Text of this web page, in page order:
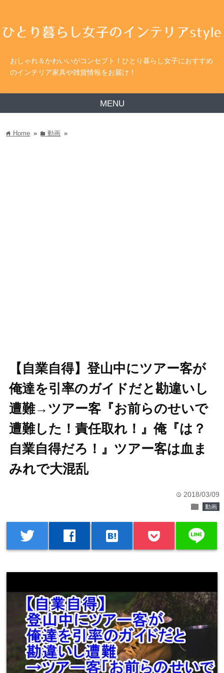
おしゃれ＆かわいいがコンセプト！ひとり暮らし女子におすすめ
のインテリア家具や雑貨情報をお届け！
MENU
home Home » folder動画 »
【自業自得】登山中にツアー客が
俺達を引率のガイドだと勘違いし
遭難→ツアー客『お前らのせいで
遭難した！責任取れ！』俺『は？
自業自得だろ！』ツアー客は血ま
みれで大混乱
time 2018/03/09
folder 動画
twitter facebook hatenabookmark line